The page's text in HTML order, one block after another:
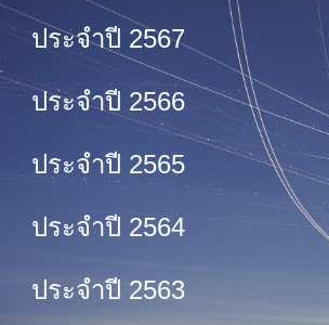
ประจำปี 2567
ประจำปี 2566
ประจำปี 2565
ประจำปี 2564
ประจำปี 2563